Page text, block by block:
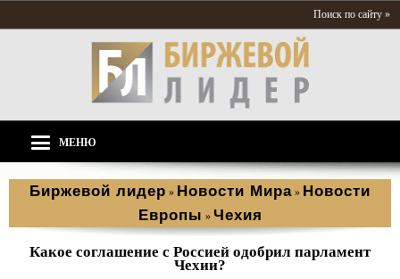
Поиск по сайту »
МЕНЮ
Биржевой лидер » Новости Мира » Новости
Европы » Чехия
Какое соглашение с Россией одобрил парламент
Чехии?